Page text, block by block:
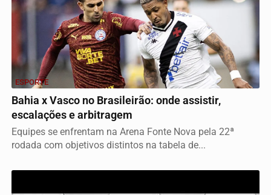
ESPORTE
Bahia x Vasco no Brasileirão: onde assistir,
escalações e arbitragem
Equipes se enfrentam na Arena Fonte Nova pela 22ª
rodada com objetivos distintos na tabela de...